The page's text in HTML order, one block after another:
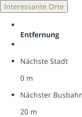
Interessante Orte
Entfernung
Nächste Stadt
0 m
Nächster
20 m